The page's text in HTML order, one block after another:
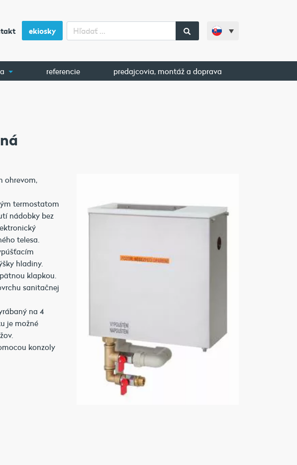
ekiosky
referencie predajcovia, montáž a doprava
ohrevom,
termostatom
nádobky bez
telesa.
hladiny.
klapkou.
sanitačnej
na 4
je možné
konzoly